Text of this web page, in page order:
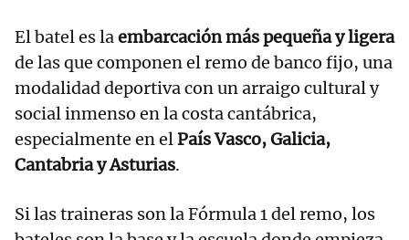
El batel es laembarcación más pequeña y ligera
de las que componen el remo de banco fijo, una
modalidad deportiva con un arraigo cultural y
social inmenso en la costa cantábrica,
especialmente en elPaís Vasco, Galicia,
Cantabria y Asturias.
Si las traineras son la Fórmula 1 del remo, los